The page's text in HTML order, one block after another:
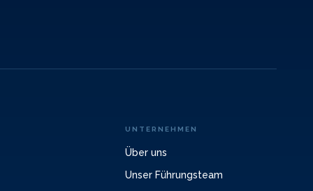
UNTERNEHMEN
Über uns
Unser Führungsteam